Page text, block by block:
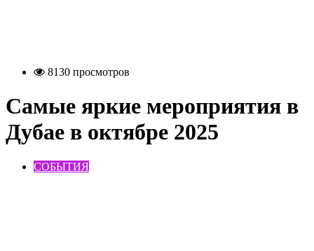
8130 просмотров
Самые яркие мероприятия в
Дубае в октябре 2025
СОБЫТИЯ